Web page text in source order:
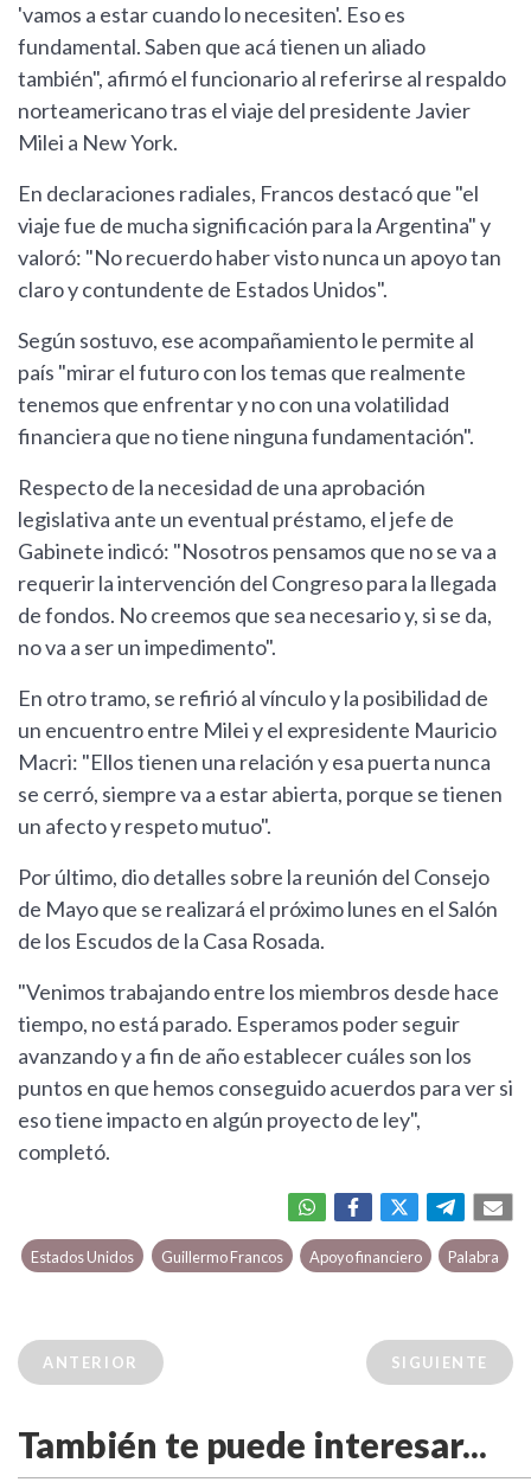
'vamos a estar cuando lo necesiten'. Eso es
fundamental. Saben que acá tienen un aliado
también", afirmó el funcionario al referirse al respaldo
norteamericano tras el viaje del presidente Javier
Milei a New York.
En declaraciones radiales, Francos destacó que "el
viaje fue de mucha significación para la Argentina" y
valoró: "No recuerdo haber visto nunca un apoyo tan
claro y contundente de Estados Unidos".
Según sostuvo, ese acompañamiento le permite al
país "mirar el futuro con los temas que realmente
tenemos que enfrentar y no con una volatilidad
financiera que no tiene ninguna fundamentación".
Respecto de la necesidad de una aprobación
legislativa ante un eventual préstamo, el jefe de
Gabinete indicó: "Nosotros pensamos que no se va a
requerir la intervención del Congreso para la llegada
de fondos. No creemos que sea necesario y, si se da,
no va a ser un impedimento".
En otro tramo, se refirió al vínculo y la posibilidad de
un encuentro entre Milei y el expresidente Mauricio
Macri: "Ellos tienen una relación y esa puerta nunca
se cerró, siempre va a estar abierta, porque se tienen
un afecto y respeto mutuo".
Por último, dio detalles sobre la reunión del Consejo
de Mayo que se realizará el próximo lunes en el Salón
de los Escudos de la Casa Rosada.
"Venimos trabajando entre los miembros desde hace
tiempo, no está parado. Esperamos poder seguir
avanzando y a fin de año establecer cuáles son los
puntos en que hemos conseguido acuerdos para ver si
eso tiene impacto en algún proyecto de ley",
completó.
Estados Unidos Guillermo Francos Apoyo financiero Palabra
ANTERIOR SIGUIENTE
También te puede interesar...